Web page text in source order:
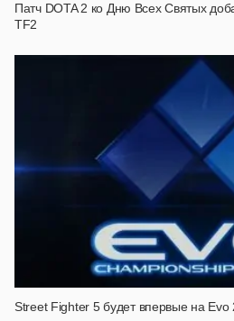
Патч DOTA 2 ко Дню Всех Святых
TF2
Street Fighter 5 будет впервые на Evo